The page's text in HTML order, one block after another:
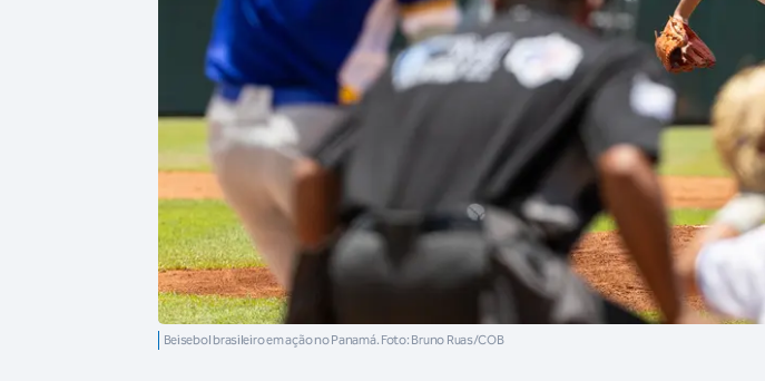
Beisebol brasileiro em ação no Panamá. Foto: Bruno Ruas/COB